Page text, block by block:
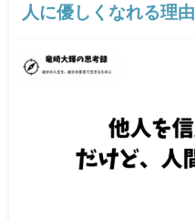
人に優しくなれる理由